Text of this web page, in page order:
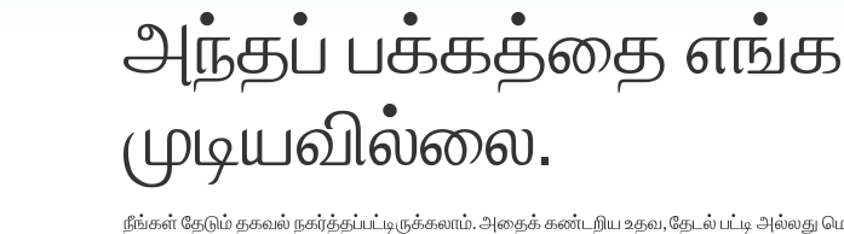
அந்தப் பக்கத்தை
முடியவில்லை.
நீங்கள் தேடும் தகவல் நகர்த்தப்பட்டிருக்கலாம். அதைக் கண்டறிய உதவ, தேடல் பட்டி அல்லது